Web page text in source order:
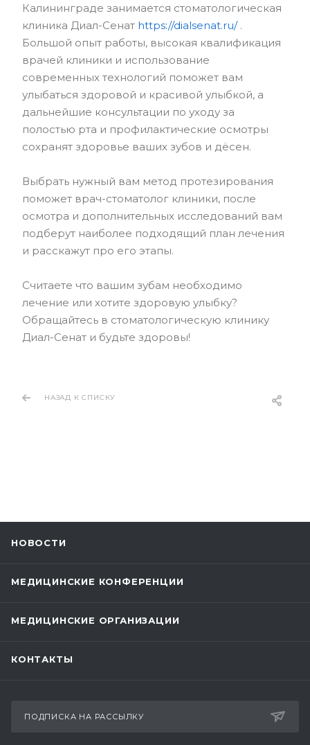
Калининграде занимается стоматологическая
клиника Диал-Сенат https://dialsenat.ru/.
Большой опыт работы, высокая квалификация
врачей клиники и использование
современных технологий поможет вам
улыбаться здоровой и красивой улыбкой, а
дальнейшие консультации по уходу за
полостью рта и профилактические осмотры
сохранят здоровье ваших зубов и дёсен.
Выбрать нужный вам метод протезирования
поможет врач-стоматолог клиники, после
осмотра и дополнительных исследований вам
подберут наиболее подходящий план лечения
и расскажут про его этапы.
Считаете что вашим зубам необходимо
лечение или хотите здоровую улыбку?
Обращайтесь в стоматологическую клинику
Диал-Сенат и будьте здоровы!
НАЗАД К СПИСКУ
НОВОСТИ
МЕДИЦИНСКИЕ КОНФЕРЕНЦИИ
МЕДИЦИНСКИЕ ОРГАНИЗАЦИИ
КОНТАКТЫ
ПОДПИСКА НА РАССЫЛКУ